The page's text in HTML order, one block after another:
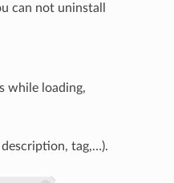
can not uninstall
while loading,
tag,…).